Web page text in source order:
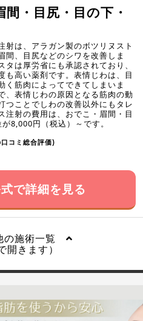
・目尻・目の下・
射は、アラガン製のボツリヌスト
間、目尻などのシワを改善しま
は厚労省にも承認されており、
も高い薬剤です。表情じわは、目
く筋肉によってできてしまいま
、表情じわの原因となる筋肉の動
つことでしわの改善以外にもタレ
注射の費用は、おでこ・眉間・目
8,000円（税込）～です。
コミ総合評価)
で詳細を見る
の施術一覧
開きます）